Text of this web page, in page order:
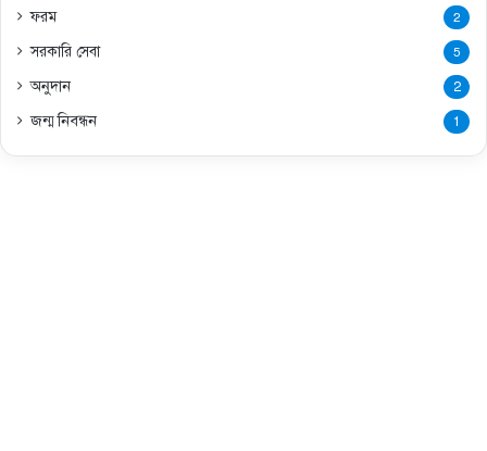
ফরম 2
সরকারি সেবা 5
অনুদান 2
জন্ম নিবন্ধন 1